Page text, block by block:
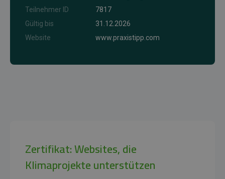
Teilnehmer ID
7817
Gültig bis
31.12.2026
Website
www.praxistipp.com
Zertifikat: Websites, die
Klimaprojekte unterstützen